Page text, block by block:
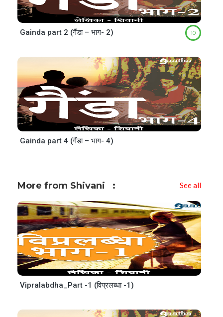
Gainda part 2 (गैंडा – भाग- 2) 10
Gainda part 4 (गैंडा – भाग- 4)
More from Shivani See all
Vipralabdha_Part -1 (विप्रलब्धा -1)